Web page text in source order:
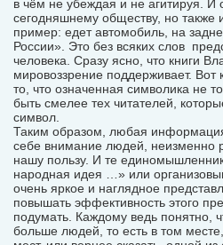
в чём не убеждая и не агитируя.
сегодняшнему обществу, но также
пример: едет автомобиль, на
России». Это без всяких слов
человека. Сразу ясно, что книги
мировоззрение поддерживает. Вот
то, что означенная символика не
быть смелее тех читателей,
Таким образом, любая
себе внимание людей, неизменно
нашу пользу. И те
народная идея …» или
очень яркое и наглядное
повышать эффективность этого
подумать. Каждому ведь понятно,
больше людей, то есть в том